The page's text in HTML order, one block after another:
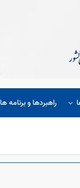
راهبردها و برنامه ها